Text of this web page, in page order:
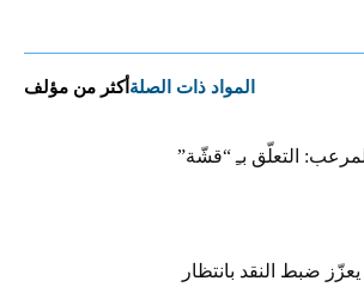
المواد ذات الصلة أكثر من مؤلف
التعلّق بـِ “قشّة”
ضبط النقد بانتظار